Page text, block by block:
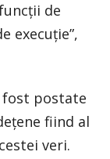
de
execuție”,
fost postate
fiind al
veri.